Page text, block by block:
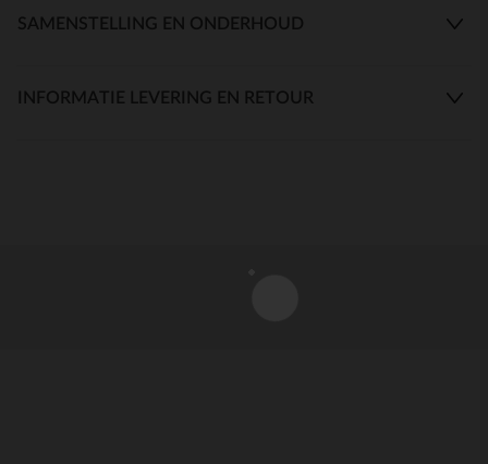
SAMENSTELLING EN ONDERHOUD
INFORMATIE LEVERING EN RETOUR